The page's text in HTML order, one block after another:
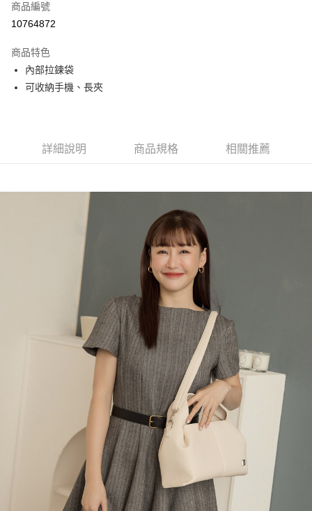
超商取貨付款
Apple Pay
街口支付
大哥付你分期
2.付款方式選擇「大哥付你分期」，訂單成立後會自動跳轉到大哥付的交易
流程，驗證手機門號後，選擇欲分期的期數、繳款截止日，確認付款後即完
3.實際核准額度、可分期數及費用金額請依後續交易確認頁面所載為準。
4.訂單成立30分鐘內，如未前往確認交易或遇審核未通過，訂單將自動取
消。如遇「轉專審核」未通過狀況，表示未達大哥付你分期系統評分，恕無
法說明評估內容。
【繳款方式說明】
1.分期款項不併入電信帳單，「大哥付你分期」於每月結算日後寄送繳費提
2.透過簡訊連結打開帳單後，可選擇「超商條碼／台灣大直營門市／銀行轉
帳／街口支付／iPASS MONEY」等通路繳費。
1.本服務係由「台灣大哥大股份有限公司」（以下簡稱本公司）所提供，讓
用戶於交易時，得透過本服務購買商品或服務，並由商店將買賣／分期付款
買賣價金債權讓與本公司後，依約使用本公司帳單繳交帳款。
2.基於同意付款使用「大哥付你分期」之契約關係目的，商店將以您的個人
資料（包含姓名、電話或地址）提供予台灣大哥大進項蒐集、處理及利用，
由本公司與您本人進行分期帳單所需資料之確認、核對及更正。
3.完整用戶服務條款，請詳閱以下連結：
【關於「AFTEE先享後付」】
AFTEE先享後付是「在收到商品之後才付款」的支付方式。 讓您購物簡單
１．簡單：不需註冊會員、不需綁卡、不需儲值。
２．便利：只要手機號碼，簡訊認證，即可結帳。
３．安心：先確認商品／服務後，再付款。
【「AFTEE先享後付」結帳流程】
１．於結帳方式選擇「AFTEE先享後付」後，將跳轉至「AFTEE先享後付」
結帳頁面，進行簡訊認證並確認金額後，即可完成結帳。
２．訂單成立數日內，您將收到繳費通知簡訊。
３．收到繳費通知簡訊後14天內，點擊此簡訊中的連結，可透過四大超商／
ATM／網路銀行／等多元方式進行付款，方視為交易完成。
※ 請注意：結帳手續完成當下不需立刻繳費，但若您需要取消訂單，請聯絡
購買商品的店家。未經商家同意取消之訂單仍視為有效，需透過AFTEE先享
後付繳納相關費用。
※ 交易是否成功請以「AFTEE先享後付 」之結帳頁面顯示為準，若有關於
是否繳費成功／繳費後需取消欲退款等相關疑問，請聯繫「AFTEE先享後付
客戶支援中心」
https://netprotections.freshdesk.com/support/home
１．透過由恩沛科技股份有限公司提供之「AFTEE先享後付」服務完成之交
易，需依本服務之必要範圍內提供個人資料，並將交易相關給付款項請求債
權轉讓予恩沛科技股份有限公司。
每筆NT$60，滿NT$1,500(含以上)免運費
付款後全家取貨
每筆NT$60，滿NT$1,500(含以上)免運費
付款後萊爾富取貨
7-11取貨付款
每筆NT$60，滿NT$2,000(含以上)免運費
商品編號
10764872
商品特色
內部拉鍊袋
可收納手機、長夾
詳細說明 商品規格 相關推薦